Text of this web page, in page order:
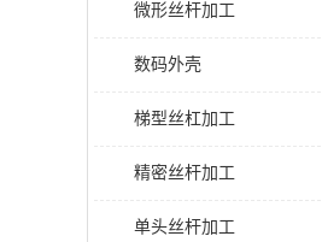
微形丝杆加工
数码外壳
梯型丝杠加工
精密丝杆加工
单头丝杆加工